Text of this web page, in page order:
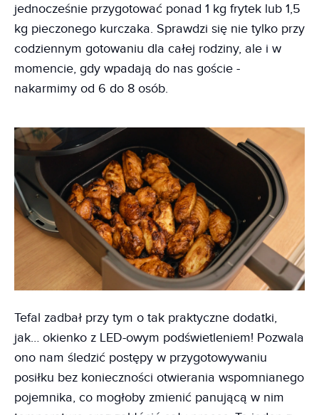
jednocześnie przygotować ponad 1 kg frytek lub 1,5
kg pieczonego kurczaka. Sprawdzi się nie tylko przy
codziennym gotowaniu dla całej rodziny, ale i w
momencie, gdy wpadają do nas goście -
nakarmimy od 6 do 8 osób.
Tefal zadbał przy tym o tak praktyczne dodatki,
jak… okienko z LED-owym podświetleniem! Pozwala
ono nam śledzić postępy w przygotowywaniu
posiłku bez konieczności otwierania wspomnianego
pojemnika, co mogłoby zmienić panującą w nim